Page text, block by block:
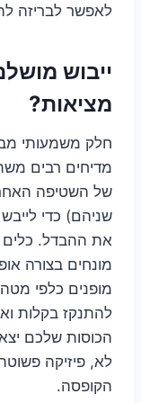
לאפשר לבריזה
ייבוש
מציאות?
חלק משמעותי
מדיחים רבים
של השטיפה
שניהם) כדי
את ההבדל. כלים
מונחים בצורה
מופנים כלפי
להתנקז בקלות
הכוסות שלכם
לא, פיזיקה
הקופסה.